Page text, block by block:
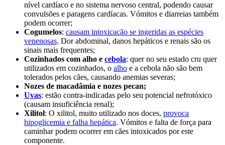
nível cardíaco e no sistema nervoso central, podendo causar
convulsões e paragens cardíacas. Vómitos e diarreias também
podem ocorrer;
Cogumelos: causam intoxicação se ingeridas as espécies
venenosas. Dor abdominal, danos hepáticos e renais são os
sinais mais frequentes;
Cozinhados com alho e cebola: quer no seu estado cru quer
utilizados em cozinhados, o alho e a cebola não são bem
tolerados pelos cães, causando anemias severas;
Nozes de macadâmia e nozes pecan;
Uvas: estão contra-indicadas pelo seu potencial nefrotóxico
(causam insuficiência renal);
Xilitol: O xilitol, muito utilizado nos doces, provoca
hipoglicemia e falha hepática. Vómitos e falta de força para
caminhar podem ocorrer em cães intoxicados por este
componente.